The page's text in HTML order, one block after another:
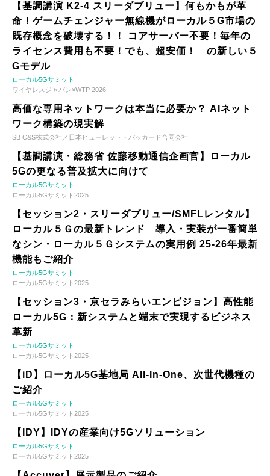
【基調講演 K2-4 スリーダブリュー】何もかもが革
命！ゲームチェンジャー無線機がローカル５G市場の
既存概念を破壊する！！ コアサーバー不要！毎年の
ライセンス費用も不要！でも、超安価！ の新しい５
Gモデル
ローカル5Gサミット
ワイヤレスジャパン×WTP 2026
高価な専用ネットワークは本当に必要か？ AIネット
ワーク構築の現実解
SB C&S株式会社／日本ヒューレット・パッカード合同会社
【基調講演・総務省 佐藤移動通信企画官】ローカル
5Gの更なる普及拡大に向けて
ローカル5Gサミット
ローカル5Gサミット2025
【セッション2・スリーダブリュー/SMFLレンタル】
ローカル５Ｇの最新トレンド 導入・実装が一番簡単
なシン・ローカル５Ｇシステムの実用例 25-26年最新
機能もご紹介
ローカル5Gサミット
ローカル5Gサミット2025
【セッション3・京セラみらいエンビジョン】高性能
ローカル5G：新システムと端末で実現するビジネス
革新
ローカル5Gサミット
ローカル5Gサミット2025
【iD】ローカル5G基地局 All-In-One、次世代機種の
ご紹介
ローカル5Gサミット
ローカル5Gサミット2025
【IDY】IDYの産業向け5Gソリューション
ローカル5Gサミット
ローカル5Gサミット2025